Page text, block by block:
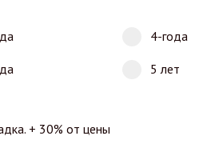
4-года
5 лет
+ 30% от цены